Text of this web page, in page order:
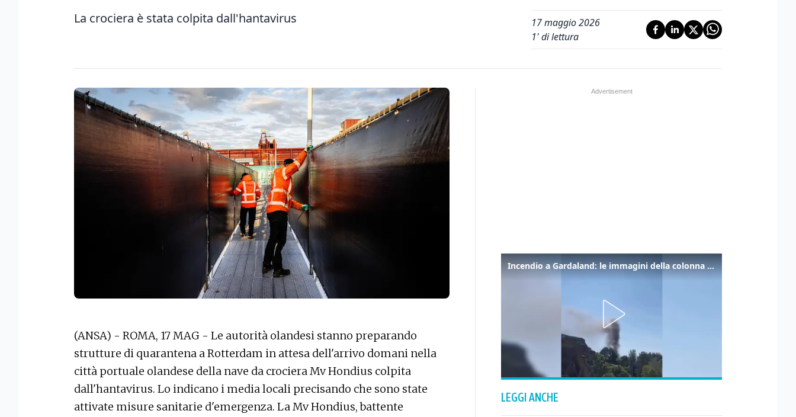
La crociera è stata colpita dall'hantavirus
17 maggio 2026
1' di lettura
(ANSA) - ROMA, 17 MAG - Le autorità olandesi stanno preparando
strutture di quarantena a Rotterdam in attesa dell'arrivo domani nella
città portuale olandese della nave da crociera Mv Hondius colpita
dall'hantavirus. Lo indicano i media locali precisando che sono state
attivate misure sanitarie d'emergenza. La Mv Hondius, battente
Incendio a Gardaland: le immagini della colonna di fumo
LEGGI ANCHE